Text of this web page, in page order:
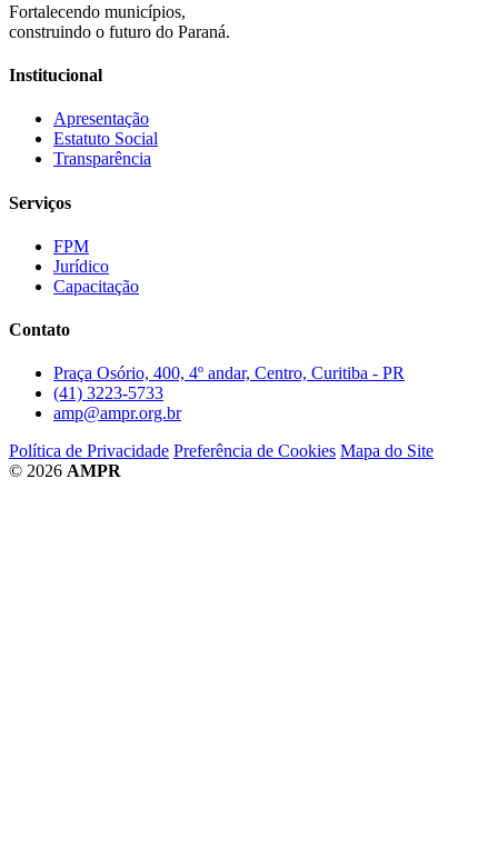
Fortalecendo municípios,
construindo o futuro do Paraná.
Institucional
Apresentação
Estatuto Social
Transparência
Serviços
FPM
Jurídico
Capacitação
Contato
Praça Osório, 400, 4º andar, Centro, Curitiba - PR
(41) 3223-5733
amp@ampr.org.br
Política de Privacidade Preferência de Cookies Mapa do Site
© 2026 AMPR